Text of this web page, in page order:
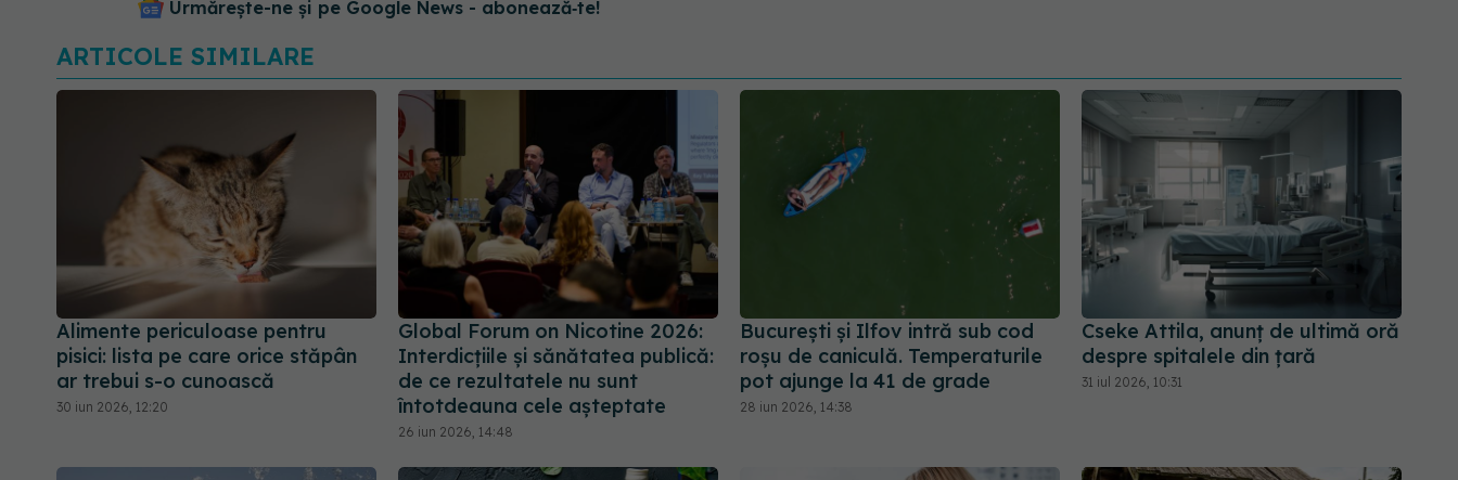
Urmărește-ne și pe Google News - abonează‑te!
ARTICOLE SIMILARE
Alimente periculoase pentru
pisici: lista pe care orice stăpân
ar trebui s-o cunoască
30 iun 2026, 12:20
Global Forum on Nicotine 2026:
Interdicțiile și sănătatea publică:
de ce rezultatele nu sunt
întotdeauna cele așteptate
26 iun 2026, 14:48
București și Ilfov intră sub cod
roșu de caniculă. Temperaturile
pot ajunge la 41 de grade
28 iun 2026, 14:38
Cseke Attila, anunț de ultimă oră
despre spitalele din țară
31 iul 2026, 10:31